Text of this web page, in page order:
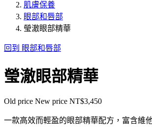
肌膚保養
眼部和唇部
瑩澈眼部精華
回到 眼部和唇部
瑩澈眼部精華
Old price New price NT$3,450
一款高效而輕盈的眼部精華配方，富含維